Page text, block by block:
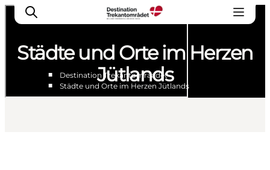
LEGOLAND® Billund Resort
■
Destination Trekantomraadet
■
Städte und Orte im Herzen Jütlands
Städte und Orte im Herzen
Jütlands